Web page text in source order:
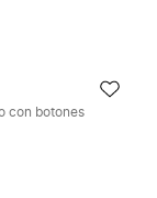
con botones